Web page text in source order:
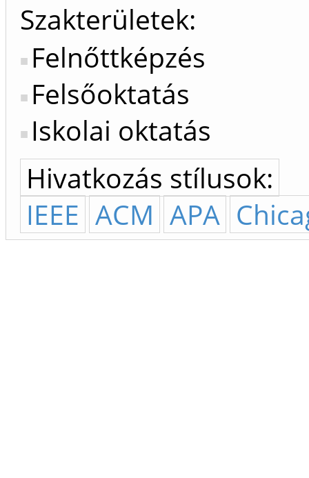
Szakterületek:
Felnőttképzés
Felsőoktatás
Iskolai oktatás
Hivatkozás stílusok:
IEEE ACM APA